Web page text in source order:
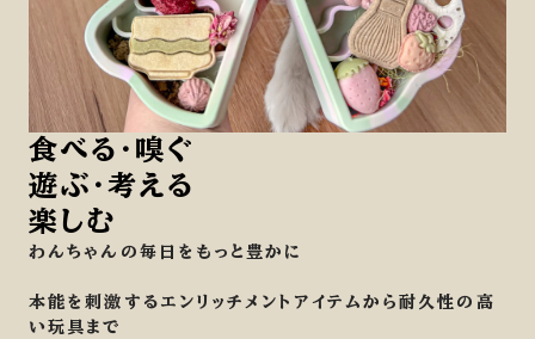
食べる・嗅ぐ
遊ぶ・考える
楽しむ
わんちゃんの毎日をもっと豊かに
本能を刺激するエンリッチメントアイテムから耐久性の高
い玩具まで